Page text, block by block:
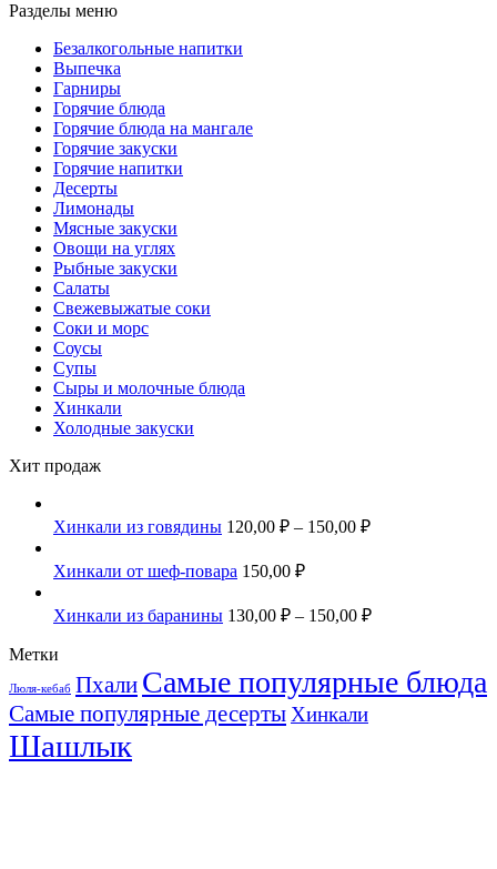
Разделы меню
Безалкогольные напитки
Выпечка
Гарниры
Горячие блюда
Горячие блюда на мангале
Горячие закуски
Горячие напитки
Десерты
Лимонады
Мясные закуски
Овощи на углях
Рыбные закуски
Салаты
Свежевыжатые соки
Соки и морс
Соусы
Супы
Сыры и молочные блюда
Хинкали
Холодные закуски
Хит продаж
Хинкали из говядины 120,00 ₽ – 150,00 ₽
Хинкали от шеф-повара 150,00 ₽
Хинкали из баранины 130,00 ₽ – 150,00 ₽
Метки
Люля-кебаб Пхали Самые популярные блюда
Самые популярные десертыХинкали
Шашлык